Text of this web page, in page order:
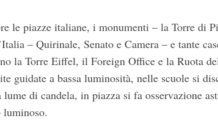
le piazze italiane, i monumenti – la Torre di
– Quirinale, Senato e Camera – e tante
la Torre Eiffel, il Foreign Office e la Ruota
guidate a bassa luminosità, nelle scuole si
di candela, in piazza si fa osservazione
luminoso.